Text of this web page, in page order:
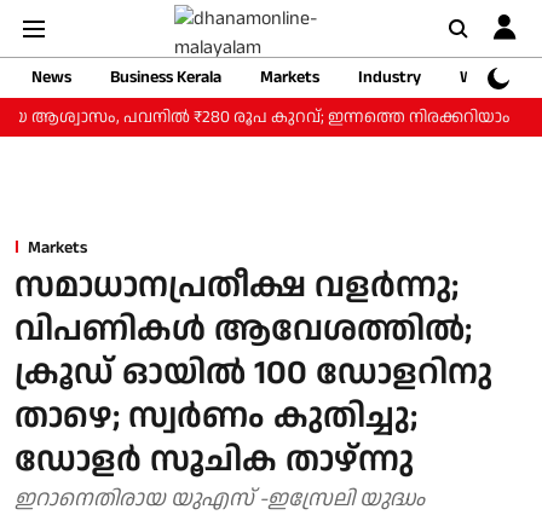
News Business Kerala Markets Industry
Web
പവനില്‍ ₹280 രൂപ കുറവ്; ഇന്നത്തെ നിരക്കറിയാം
Markets
സമാധാനപ്രതീക്ഷ വളർന്നു;
വിപണികൾ ആവേശത്തിൽ;
ക്രൂഡ് ഓയിൽ 100 ഡോളറിനു
താഴെ; സ്വർണം കുതിച്ചു;
ഡോളർ സൂചിക താഴ്ന്നു
ഇറാനെതിരായ യുഎസ് -ഇസ്രേലി യുദ്ധം